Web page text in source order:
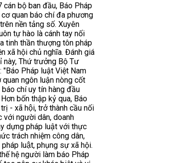
bộ ban đầu, Báo Pháp
quan báo chí đa phương
nền tảng số. Xuyên
tự hào là cánh tay nối
tinh thần thượng tôn pháp
xã hội chủ nghĩa. Đánh giá
này, Thứ trưởng Bộ Tư
"Báo Pháp luật Việt Nam
ngôn luận nòng cốt
chí uy tín hàng đầu
bốn thập kỷ qua, Báo
- xã hội, trở thành cầu nối
với người dân, doanh
dựng pháp luật với thực
trách nhiệm công dân,
luật, phụng sự xã hội.
hệ người làm báo Pháp